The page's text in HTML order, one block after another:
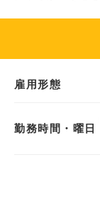
雇用形態
勤務時間・曜日